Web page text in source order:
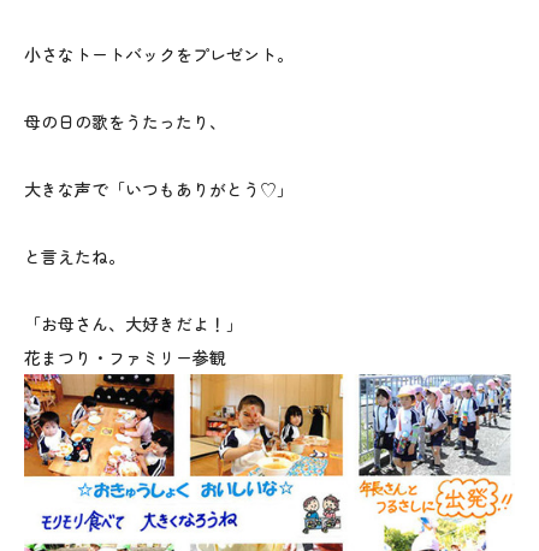
小さなトートバックをプレゼント。
母の日の歌をうたったり、
大きな声で「いつもありがとう♡」
と言えたね。
「お母さん、大好きだよ！」
花まつり・ファミリー参観